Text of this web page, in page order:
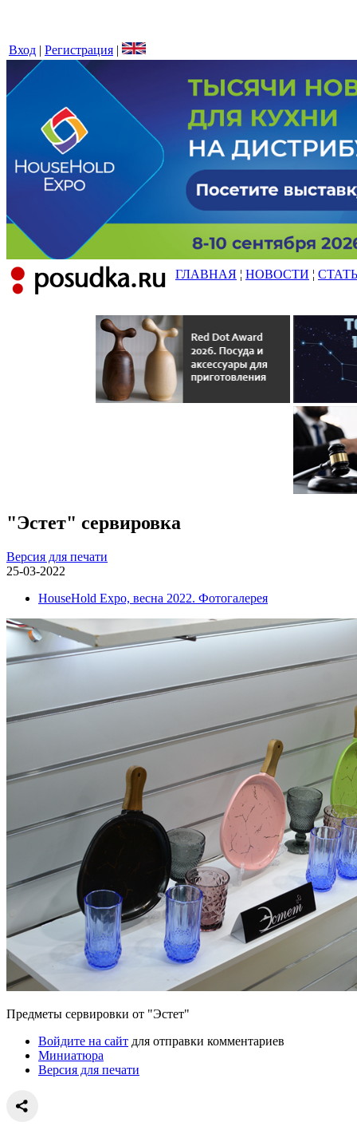
Вход | Регистрация |
ГЛАВНАЯ ¦ НОВОСТИ ¦
"Эстет" сервировка
Версия для печати
25-03-2022
HouseHold Expo, весна 2022. Фотогалерея
Предметы сервировки от "Эстет"
Войдите на сайт для отправки комментариев
Миниатюра
Версия для печати